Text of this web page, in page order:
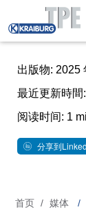
Quicklinks
联系方式
主页
出版物: 2025
最近更新時間
阅读时间: 1
分享到
面
首页 媒体